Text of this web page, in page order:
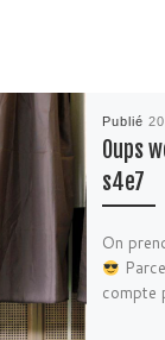
Publié
Oups
s4e7
On
compte